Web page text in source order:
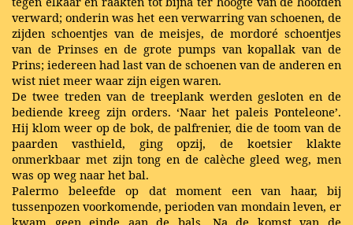
verward; onderin was het een verwarring van schoenen, de
zijden schoentjes van de meisjes, de mordoré schoentjes
van de Prinses en de grote pumps van kopallak van de
Prins; iedereen had last van de schoenen van de anderen en
wist niet meer waar zijn eigen waren.
De twee treden van de treeplank werden gesloten en de
bediende kreeg zijn orders. ‘Naar het paleis Ponteleone’.
Hij klom weer op de bok, de palfrenier, die de toom van de
paarden vasthield, ging opzij, de koetsier klakte
onmerkbaar met zijn tong en de calèche gleed weg, men
was op weg naar het bal.
Palermo beleefde op dat moment een van haar, bij
tussenpozen voorkomende, perioden van mondain leven, er
kwam geen einde aan de bals. Na de komst van de